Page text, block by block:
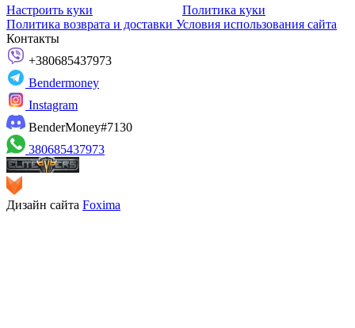
Настроить куки
Политика куки
Политика возврата и доставки Условия использования сайта
Контакты
+380685437973
Bendermoney
Instagram
BenderMoney#7130
380685437973
Дизайн сайта Foxima